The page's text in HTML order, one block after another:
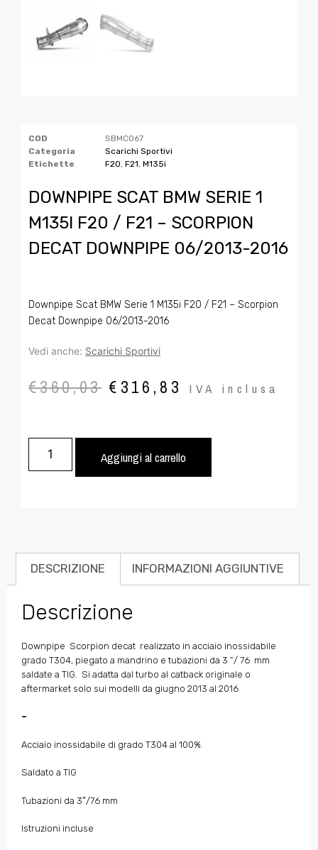
COD
SBMC067
Categoria
Scarichi Sportivi
Etichette
F20, F21, M135i
DOWNPIPE SCAT BMW SERIE 1
M135I F20 / F21 – SCORPION
DECAT DOWNPIPE 06/2013-2016
Downpipe Scat BMW Serie 1 M135i F20 / F21 – Scorpion
Decat Downpipe 06/2013-2016
Vedi anche: Scarichi Sportivi
€360,03 € 316,83 IVA inclusa
Aggiungi al carrello
DESCRIZIONE INFORMAZIONI AGGIUNTIVE
Descrizione
Downpipe Scorpion decat realizzato in acciaio inossidabile
grado T304, piegato a mandrino e tubazioni da 3 “/ 76 mm
saldate a TIG. Si adatta dal turbo al catback originale o
aftermarket solo sui modelli da giugno 2013 al 2016
–
Acciaio inossidabile di grado T304 al 100%.
Saldato a TIG
Tubazioni da 3″/76 mm
Istruzioni incluse